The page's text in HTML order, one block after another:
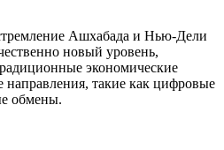
Ашхабада и Нью-Дели
новый уровень,
экономические
такие как цифровые
обмены.